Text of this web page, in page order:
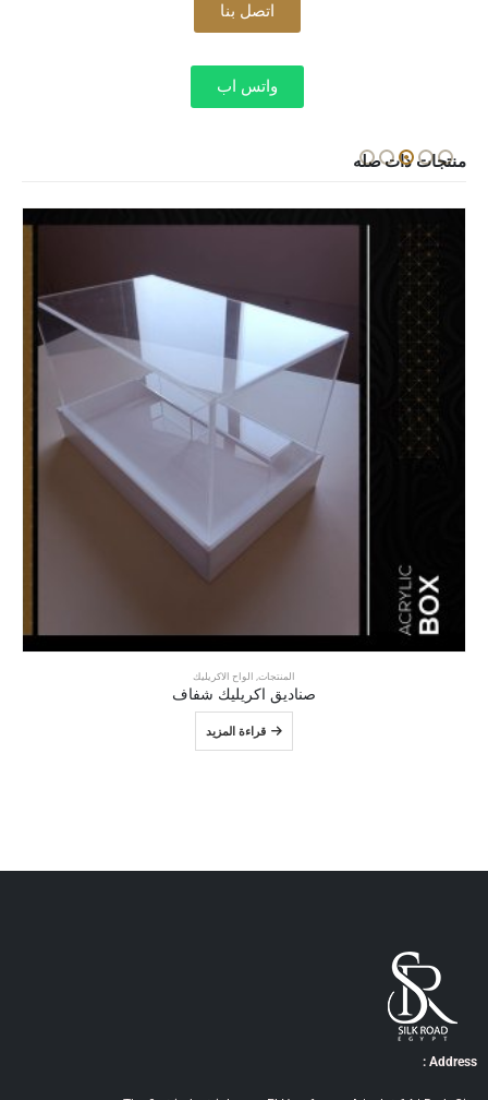
اتصل بنا
واتس اب
منتجات ذات صله
المنتجات, الواح الاكريليك
صناديق اكريليك شفاف
قراءة المزيد
Address :